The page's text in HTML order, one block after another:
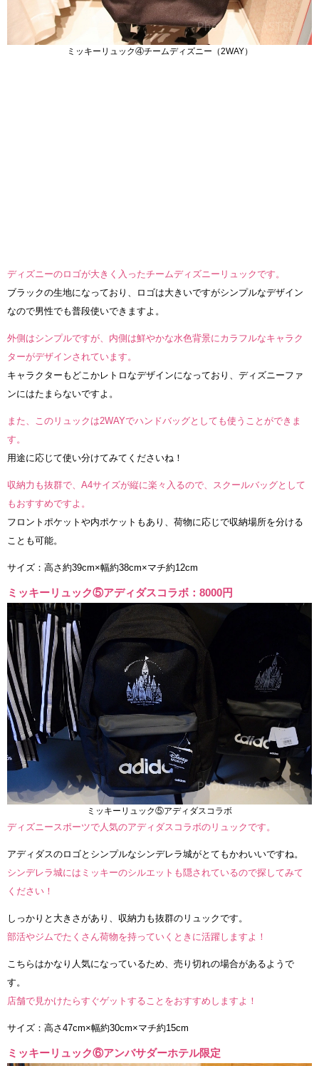
ミッキーリュック④チームディズニー（2WAY）
ディズニーのロゴが大きく入ったチームディズニーリュックです。
ブラックの生地になっており、ロゴは大きいですがシンプルなデザイン
なので男性でも普段使いできますよ。
外側はシンプルですが、内側は鮮やかな水色背景にカラフルなキャラク
ターがデザインされています。
キャラクターもどこかレトロなデザインになっており、ディズニーファ
ンにはたまらないですよ。
また、このリュックは2WAYでハンドバッグとしても使うことができま
す。
用途に応じて使い分けてみてくださいね！
収納力も抜群で、A4サイズが縦に楽々入るので、スクールバッグとして
もおすすめですよ。
フロントポケットや内ポケットもあり、荷物に応じで収納場所を分ける
ことも可能。
サイズ：高さ約39cm×幅約38cm×マチ約12cm
ミッキーリュック⑤アディダスコラボ：8000円
ミッキーリュック⑤アディダスコラボ
ディズニースポーツで人気のアディダスコラボのリュックです。
アディダスのロゴとシンプルなシンデレラ城がとてもかわいいですね。
シンデレラ城にはミッキーのシルエットも隠されているので探してみて
ください！
しっかりと大きさがあり、収納力も抜群のリュックです。
部活やジムでたくさん荷物を持っていくときに活躍しますよ！
こちらはかなり人気になっているため、売り切れの場合があるようで
す。
店舗で見かけたらすぐゲットすることをおすすめしますよ！
サイズ：高さ47cm×幅約30cm×マチ約15cm
ミッキーリュック⑥アンバサダーホテル限定